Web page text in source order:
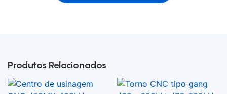
Produtos Relacionados